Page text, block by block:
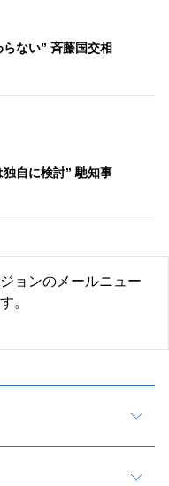
らない” 斉藤国交相
独自に検討” 馳知事
ョンのメールニュー
。